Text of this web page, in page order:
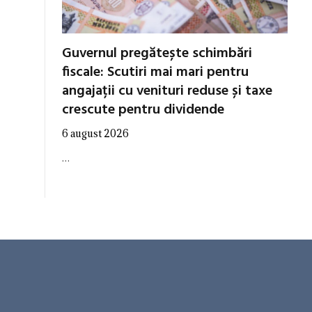
Guvernul pregătește schimbări
fiscale: Scutiri mai mari pentru
angajații cu venituri reduse și taxe
crescute pentru dividende
6 august 2026
…